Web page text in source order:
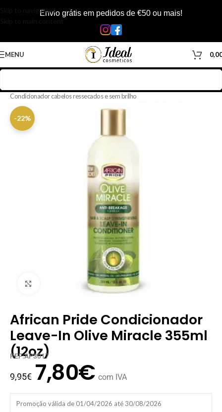
Skip to navigationEnvio grátis em pedidos de €50 ou mais!
MENU
Condicionador cabelos ressecados e sem brilho
-22%
Clique para ampliar
African Pride Condicionador
Leave-In Olive Miracle 355ml
(12oz)
REF:AP3017
9,95€ 7,80€ com IVA
Promoção válida de 01/04/2026 até 30/08/2026